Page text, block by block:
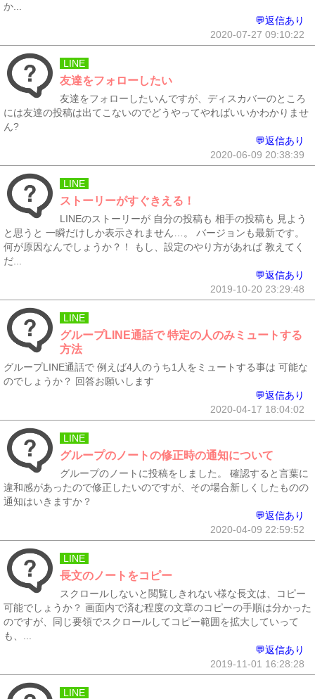
か...
💬返信あり
2020-07-27 09:10:22
LINE
友達をフォローしたい
友達をフォローしたいんですが、ディスカバーのところ
には友達の投稿は出てこないのでどうやってやればいいかわかりませ
ん?
💬返信あり
2020-06-09 20:38:39
LINE
ストーリーがすぐきえる！
LINEのストーリーが 自分の投稿も 相手の投稿も 見よう
と思うと 一瞬だけしか表示されません…。 バージョンも最新です。
何が原因なんでしょうか？！ もし、設定のやり方があれば 教えてく
だ...
💬返信あり
2019-10-20 23:29:48
LINE
グループLINE通話で 特定の人のみミュートする
方法
グループLINE通話で 例えば4人のうち1人をミュートする事は 可能な
のでしょうか？ 回答お願いします
💬返信あり
2020-04-17 18:04:02
LINE
グループのノートの修正時の通知について
グループのノートに投稿をしました。 確認すると言葉に
違和感があったので修正したいのですが、その場合新しくしたものの
通知はいきますか？
💬返信あり
2020-04-09 22:59:52
LINE
長文のノートをコピー
スクロールしないと閲覧しきれない様な長文は、コピー
可能でしょうか？ 画面内で済む程度の文章のコピーの手順は分かった
のですが、同じ要領でスクロールしてコピー範囲を拡大していって
も、...
💬返信あり
2019-11-01 16:28:28
LINE